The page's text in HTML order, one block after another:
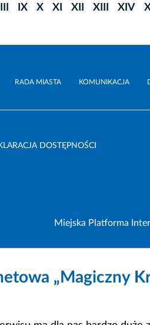
IX X XI XII XIII XIV
RADA MIASTA KOMUNIKACJA
DOSTĘPNOŚCI
Miejska Platforma
„Magiczny